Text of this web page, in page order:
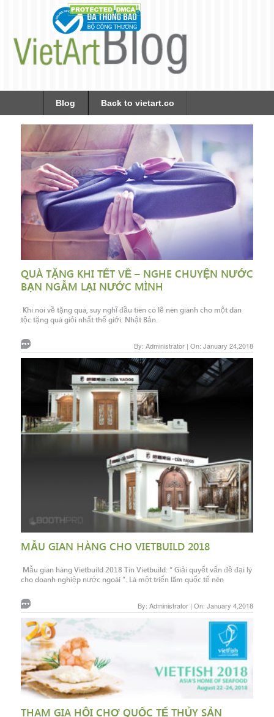
Blog Back to vietart.co
QUÀ TẶNG KHI TẾT VỀ – NGHE CHUYỆN NƯỚC
BẠN NGẪM LẠI NƯỚC MÌNH
Khi nói về tặng quà, suy nghĩ đầu tiên có lẽ nên giành cho một dân
tộc tặng quà giỏi nhất thế giới: Nhật Bản.
By: Administrator | On: January 24,2018
MẪU GIAN HÀNG CHO VIETBUILD 2018
Mẫu gian hàng Vietbuild 2018 Tin Vietbuild: “ Giải quyết vấn đề đại lý
cho doanh nghiệp nước ngoài ”. Là một triển lãm quốc tế nên
By: Administrator | On: January 4,2018
THAM GIA HỘI CHỢ QUỐC TẾ THỦY SẢN